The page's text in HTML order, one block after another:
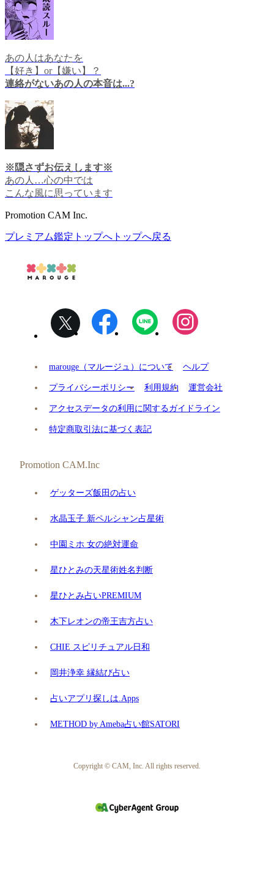
あの人はあなたを
【好き】or【嫌い】？
連絡がないあの人の本音は...?
※隠さずお伝えします※
あの人…心の中では
こんな風に思っています
Promotion CAM Inc.
プレミアム鑑定トップへ トップへ戻る
marouge（マルージュ）について ヘルプ
プライバシーポリシー 利用規約 運営会社
アクセスデータの利用に関するガイドライン
特定商取引法に基づく表記
Promotion CAM.Inc
ゲッターズ飯田の占い
水晶玉子 新ペルシャン占星術
中園ミホ 女の絶対運命
星ひとみの天星術姓名判断
星ひとみ占いPREMIUM
木下レオンの帝王吉方占い
CHIE スピリチュアル日和
岡井浄幸 縁結び占い
占いアプリ探しは.Apps
METHOD by Ameba占い館SATORI
Copyright © CAM, Inc. All rights reserved.